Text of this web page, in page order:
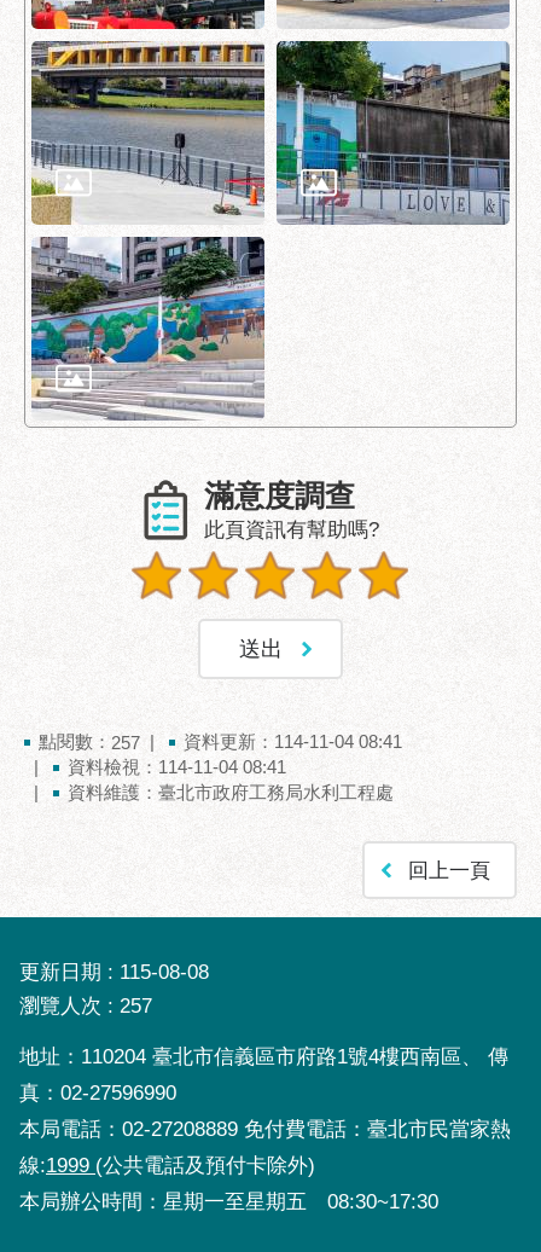
台
北
通
台
北
服
務
通
常
見
問
答
雙
語
陳
統
網
站
資
料
放
宣
隱
私
權
及
資
訊
安
全
政
滿意度調查
此頁資訊有幫助嗎?
點閱數： 257
資料更新：114-11-04 08:41
資料檢視：114-11-04 08:41
資料維護：臺北市政府工務局水利工程處
回上一頁
更新日期
115-08-08
瀏覽人次
257
地址：110204 臺北市信義區市府路1號4樓西南區、 傳
真：02-27596990
本局電話：02-27208889 免付費電話：臺北市民當家熱
線:1999 (公共電話及預付卡除外)
本局辦公時間：星期一至星期五 08:30~17:30